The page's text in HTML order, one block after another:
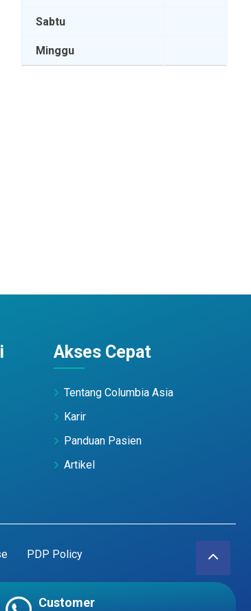
Sabtu
Minggu
Akses Cepat
Tentang Columbia Asia
Karir
Panduan Pasien
Artikel
PDP Policy
Customer